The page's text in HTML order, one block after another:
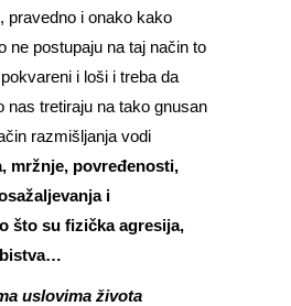
pravedno i onako kako
ne postupaju na taj način to
i loši i treba da
nas tretiraju na tako gnusan
razmišljanja vodi
mržnje, povređenosti,
i
što su fizička agresija,
uslovima života